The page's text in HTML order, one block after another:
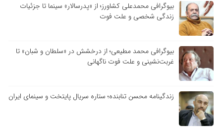
بیوگرافی محمدعلی کشاورز؛ از «پدرسالار» سینما تا جزئیات
زندگی شخصی و علت فوت
بیوگرافی محمد مطیعی؛ از درخشش در «سلطان و شبان» تا
غربت‌نشینی و علت فوت ناگهانی
زندگینامه محسن تنابنده؛ ستاره سریال پایتخت و سینمای ایران